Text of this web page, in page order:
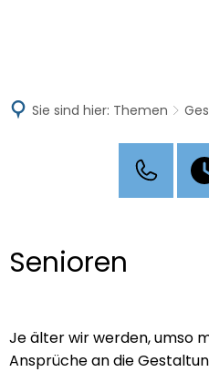
Sie sind hier: Themen
Senioren
Je älter wir werden, umso
Ansprüche an die